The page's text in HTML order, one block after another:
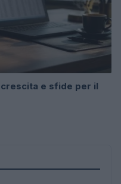
e sfide per il